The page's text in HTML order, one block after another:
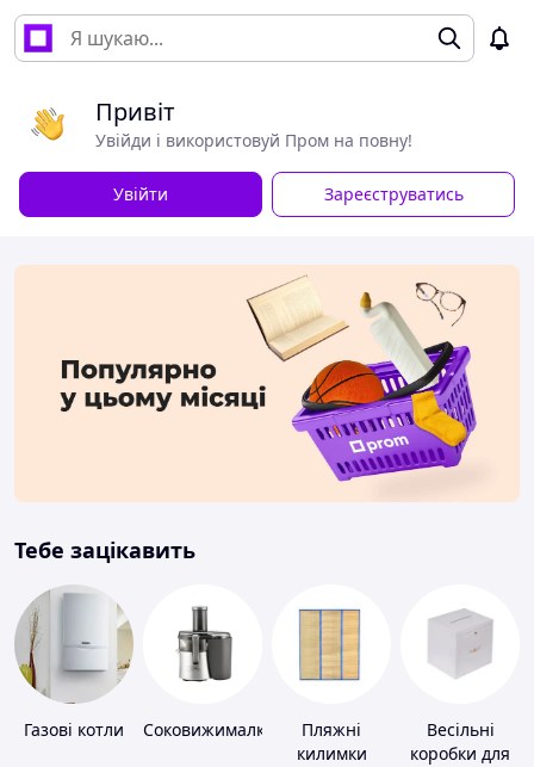
Привіт
Увійди і використовуй Пром на повну!
Увійти Зареєструватись
Тебе зацікавить
Газові котли Соковижималки
Пляжні
килимки
Весільні
коробки для